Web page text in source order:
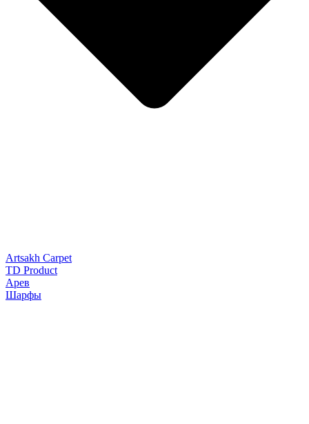
Artsakh Carpet
TD Product
Арев
Шарфы